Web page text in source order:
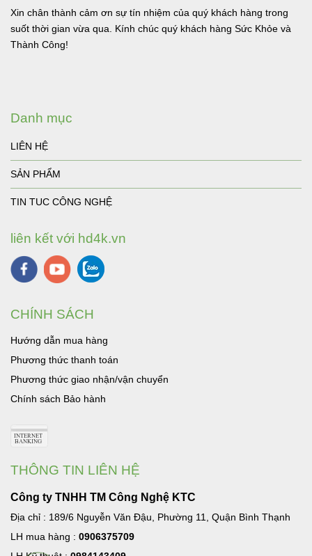
Xin chân thành cảm ơn sự tín nhiệm của quý khách hàng trong
suốt thời gian vừa qua. Kính chúc quý khách hàng Sức Khỏe và
Thành Công!
Danh mục
LIÊN HỆ
SẢN PHẨM
TIN TUC CÔNG NGHỆ
liên kết với hd4k.vn
CHÍNH SÁCH
Hướng dẫn mua hàng
Phương thức thanh toán
Phương thức giao nhận/vận chuyển
Chính sách Bảo hành
THÔNG TIN LIÊN HỆ
Công ty TNHH TM Công Nghệ KTC
Địa chỉ : 189/6 Nguyễn Văn Đậu, Phường 11, Quận Bình Thạnh
LH mua hàng : 0906375709